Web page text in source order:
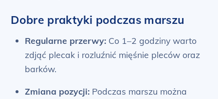
Dobre praktyki podczas marszu
Regularne przerwy:Co 1–2 godziny warto
zdjąć plecak i rozluźnić mięśnie pleców oraz
barków.
Zmiana pozycji:Podczas marszu można